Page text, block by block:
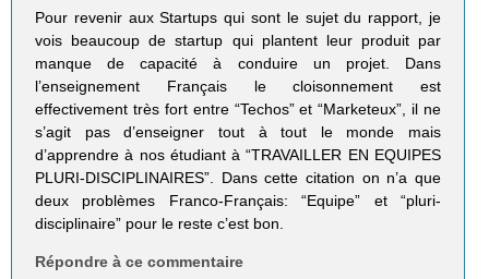
Pour revenir aux Startups qui sont le sujet du rapport, je
vois beaucoup de startup qui plantent leur produit par
manque de capacité à conduire un projet. Dans
l’enseignement Français le cloisonnement est
effectivement très fort entre “Techos” et “Marketeux”, il ne
s’agit pas d’enseigner tout à tout le monde mais
d’apprendre à nos étudiant à “TRAVAILLER EN EQUIPES
PLURI-DISCIPLINAIRES”. Dans cette citation on n’a que
deux problèmes Franco-Français: “Equipe” et “pluri-
disciplinaire” pour le reste c’est bon.
Répondre à ce commentaire